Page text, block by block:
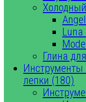
Luna
Глина
Инструменты
лепки (180)